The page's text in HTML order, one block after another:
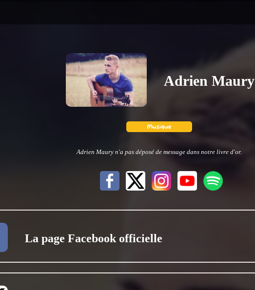
Adrien Maury
Adrien Maury n'a pas déposé de message dans notre livre d'or.
La page Facebook officielle